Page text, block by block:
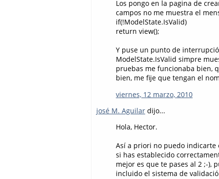
Los pongo en la pagina de
campos no me muestra el
if(!ModelState.IsValid)
return view();
Y puse un punto de
ModelState.IsValid simpre
pruebas me funcionaba bien,
bien, me fije que tengan el
viernes, 12 marzo, 2010
josé M. Aguilar dijo...
Hola, Hector.
Así a priori no puedo indicarte
si has establecido
mejor es que te pases al 2 ;-),
incluido el sistema de